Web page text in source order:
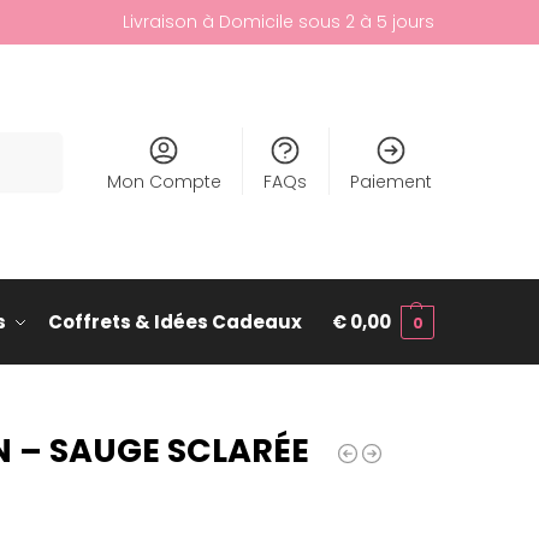
Livraison à Domicile sous 2 à 5 jours
Mon Compte FAQs Paiement
Coffrets & Idées Cadeaux €0,00 0
– SAUGE SCLARÉE